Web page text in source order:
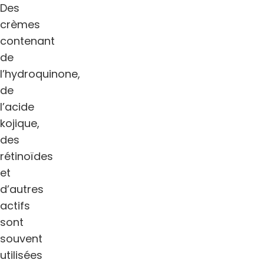
Des
crèmes
contenant
de
l’hydroquinone,
de
l’acide
kojique,
des
rétinoïdes
et
d’autres
actifs
sont
souvent
utilisées